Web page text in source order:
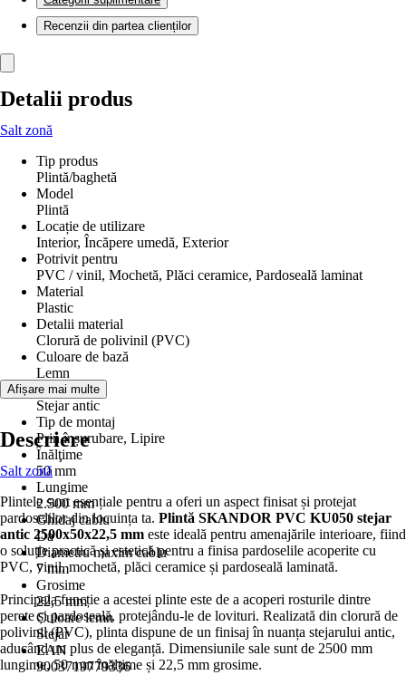
Recenzii din partea clienților
Detalii produs
Salt zonă
Tip produs
Plintă/baghetă
Model
Plintă
Locație de utilizare
Interior, Încăpere umedă, Exterior
Potrivit pentru
PVC / vinil, Mochetă, Plăci ceramice, Pardoseală laminat
Material
Plastic
Detalii material
Clorură de polivinil (PVC)
Culoare de bază
Lemn
Nuanţă
Stejar antic
Tip de montaj
Prin înșurubare, Lipire
Înălţime
50 mm
Lungime
2.500 mm
Ghidaj cablu
Da
Diametru maxim cablu
7 mm
Grosime
22,5 mm
Culoare lemn
Stejar
EAN
9003719779336
Afișare mai multe
Descriere
Salt zonă
Plintele sunt esențiale pentru a oferi un aspect finisat și protejat
pardoselilor din locuința ta. Plintă SKANDOR PVC KU050 stejar
antic 2500x50x22,5 mm este ideală pentru amenajările interioare, fiind
o soluție practică și estetică pentru a finisa pardoselile acoperite cu
PVC, vinil, mochetă, plăci ceramice și pardoseală laminată.
Principala funcție a acestei plinte este de a acoperi rosturile dintre
perete și pardoseală, protejându-le de lovituri. Realizată din clorură de
polivinil (PVC), plinta dispune de un finisaj în nuanța stejarului antic,
aducând un plus de eleganță. Dimensiunile sale sunt de 2500 mm
lungime, 50 mm înălțime și 22,5 mm grosime.